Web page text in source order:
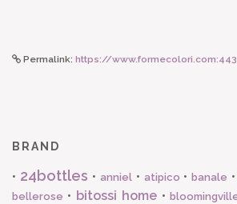
Permalink: https://www.formecolori.com:443/it_it/shop/seletti_toiletpaper/astucci_e_beauty/
BRAND
• 24bottles • anniel• atipico •banale •
bellerose • bitossi home •